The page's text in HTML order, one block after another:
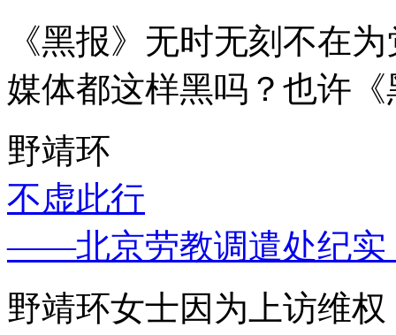
《黑报》无时无刻不在
媒体都这样黑吗？也许
野靖环
不虚此行
——北京劳教调遣处纪实
野靖环女士因为上访维